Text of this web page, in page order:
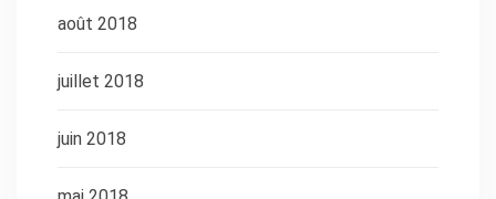
août 2018
juillet 2018
juin 2018